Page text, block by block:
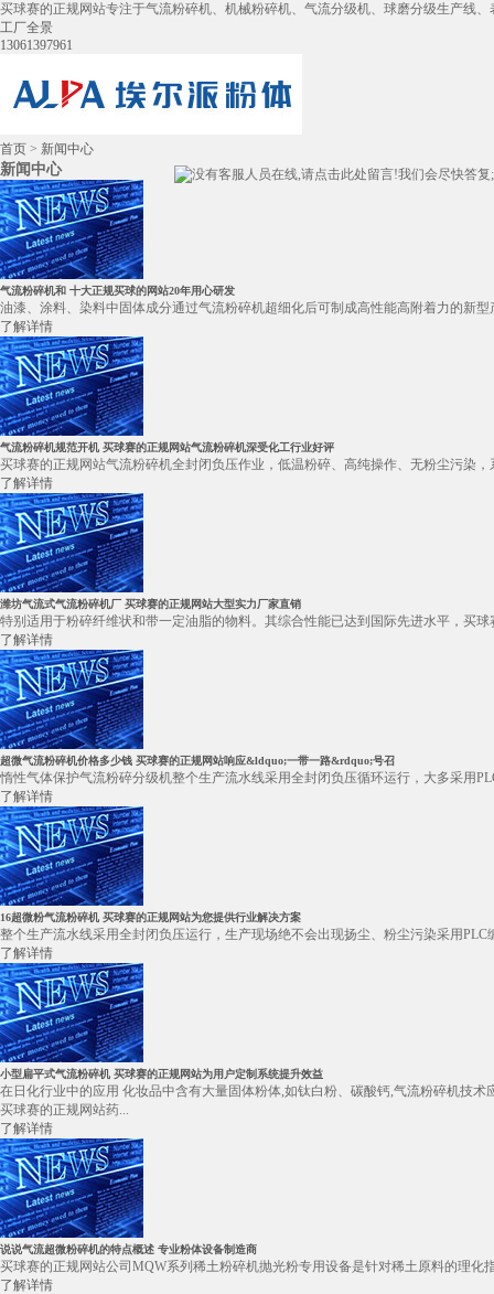
买球赛的正规网站专注于气流粉碎机、机械粉碎机、气流分级机、球磨分级生产线
工厂全景
13061397961
首页 > 新闻中心
新闻中心
气流粉碎机和 十大正规买球的网站20年用心研发
油漆、涂料、染料中固体成分通过气流粉碎机超细化后可制成高性能高附着力的新
了解详情
气流粉碎机规范开机 买球赛的正规网站气流粉碎机深受化工行业好评
买球赛的正规网站气流粉碎机全封闭负压作业，低温粉碎、高纯操作、无粉尘污染
了解详情
潍坊气流式气流粉碎机厂 买球赛的正规网站大型实力厂家直销
特别适用于粉碎纤维状和带一定油脂的物料。其综合性能已达到国际先进水平，买
了解详情
超微气流粉碎机价格多少钱 买球赛的正规网站响应&ldquo;一带一路&rdquo;号召
惰性气体保护气流粉碎分级机整个生产流水线采用全封闭负压循环运行，大多采用
了解详情
16超微粉气流粉碎机 买球赛的正规网站为您提供行业解决方案
整个生产流水线采用全封闭负压运行，生产现场绝不会出现扬尘、粉尘污染采用
了解详情
小型扁平式气流粉碎机 买球赛的正规网站为用户定制系统提升效益
在日化行业中的应用 化妆品中含有大量固体粉体,如钛白粉、碳酸钙,气流粉碎机技
买球赛的正规网站药...
了解详情
说说气流超微粉碎机的特点概述 专业粉体设备制造商
买球赛的正规网站公司MQW系列稀土粉碎机抛光粉专用设备是针对稀土原料的理
了解详情